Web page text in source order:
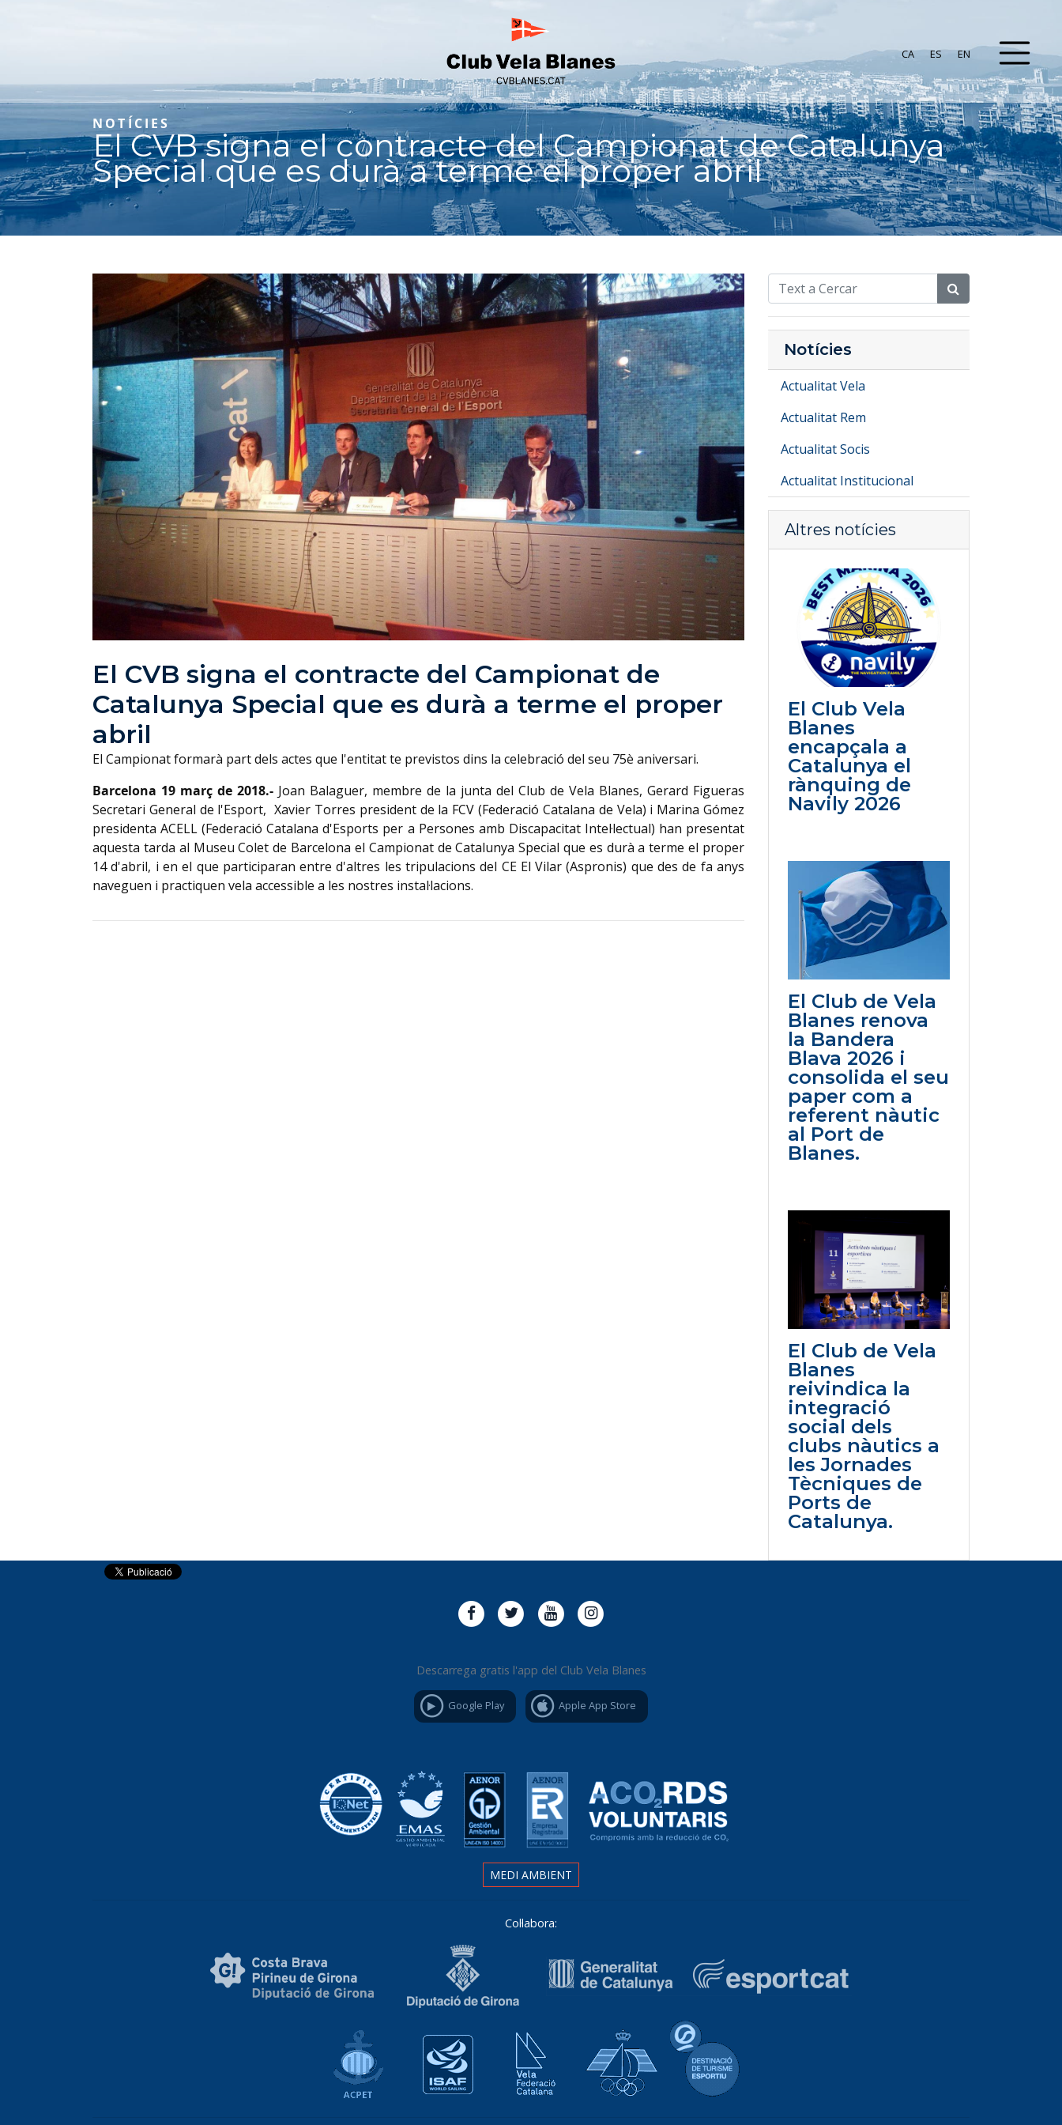
CA ES EN
NOTÍCIES
El CVB signa el contracte del Campionat de Catalunya
Special que es durà a terme el proper abril
El CVB signa el contracte del Campionat de
Catalunya Special que es durà a terme el proper
abril
El Campionat formarà part dels actes que l'entitat te previstos dins la celebració del seu 75è aniversari.
Barcelona 19 març de 2018.- Joan Balaguer, membre de la junta del Club de Vela Blanes, Gerard Figueras
Secretari General de l'Esport, Xavier Torres president de la FCV (Federació Catalana de Vela) i Marina Gómez
presidenta ACELL (Federació Catalana d'Esports per a Persones amb Discapacitat Intel·lectual) han presentat
aquesta tarda al Museu Colet de Barcelona el Campionat de Catalunya Special que es durà a terme el proper
14 d'abril, i en el que participaran entre d'altres les tripulacions del CE El Vilar (Aspronis) que des de fa anys
naveguen i practiquen vela accessible a les nostres instal·lacions.
Notícies
Actualitat Vela
Actualitat Rem
Actualitat Socis
Actualitat Institucional
Altres notícies
El Club Vela
Blanes
encapçala a
Catalunya el
rànquing de
Navily 2026
El Club de Vela
Blanes renova
la Bandera
Blava 2026 i
consolida el seu
paper com a
referent nàutic
al Port de
Blanes.
El Club de Vela
Blanes
reivindica la
integració
social dels
clubs nàutics a
les Jornades
Tècniques de
Ports de
Catalunya.
Descarrega gratis l'app del Club Vela Blanes
Google Play Apple App Store
MEDI AMBIENT
Col·labora:
Associació Catalana de Ports Esportius i Turístics
Isaf World Sailing Vela Federació CatalanaReal Federación Española de Vela